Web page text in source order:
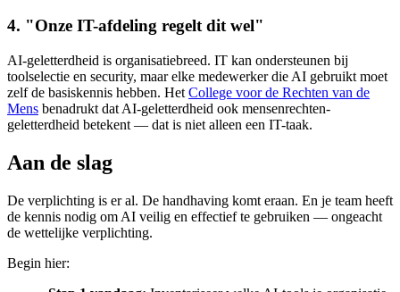
4. "Onze IT-afdeling regelt dit wel"
AI-geletterdheid is organisatiebreed. IT kan ondersteunen bij
toolselectie en security, maar elke medewerker die AI gebruikt moet
zelf de basiskennis hebben. Het College voor de Rechten van de
Mens benadrukt dat AI-geletterdheid ook mensenrechten-
geletterdheid betekent — dat is niet alleen een IT-taak.
Aan de slag
De verplichting is er al. De handhaving komt eraan. En je team heeft
de kennis nodig om AI veilig en effectief te gebruiken — ongeacht
de wettelijke verplichting.
Begin hier: